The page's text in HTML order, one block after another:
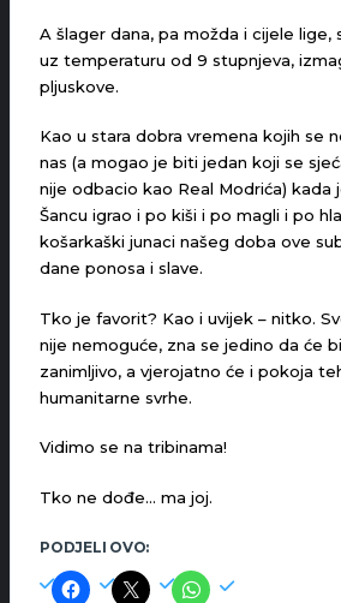
A šlager dana, pa možda i cijele lige,
uz temperaturu od 9 stupnjeva,
pljuskove.
Kao u stara dobra vremena kojih se
nas (a mogao je biti jedan koji se
nije odbacio kao Real Modrića) kada
Šancu igrao i po kiši i po magli i po
košarkaški junaci našeg doba ove
dane ponosa i slave.
Tko je favorit? Kao i uvijek – nitko.
nije nemoguće, zna se jedino da će
zanimljivo, a vjerojatno će i pokoja
humanitarne svrhe.
Vidimo se na tribinama!
Tko ne dođe… ma joj.
PODJELI OVO: